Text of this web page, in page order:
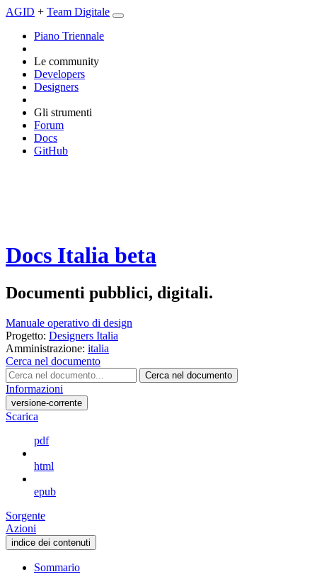
AGID + Team Digitale
Piano Triennale
Le community
Developers
Designers
Gli strumenti
Forum
Docs
GitHub
Docs Italia beta
Documenti pubblici, digitali.
Manuale operativo di design
Progetto: Designers Italia
Amministrazione: italia
Cerca nel documento
Cerca nel documento
Informazioni
versione-corrente
Scarica
pdf
html
epub
Sorgente
Azioni
indice dei contenuti
Sommario